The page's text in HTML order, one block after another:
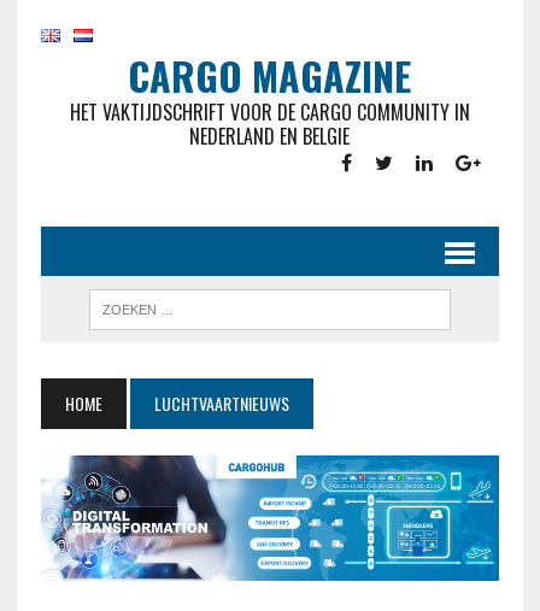
CARGO MAGAZINE
HET VAKTIJDSCHRIFT VOOR DE CARGO COMMUNITY IN
NEDERLAND EN BELGIE
HOME LUCHTVAARTNIEUWS